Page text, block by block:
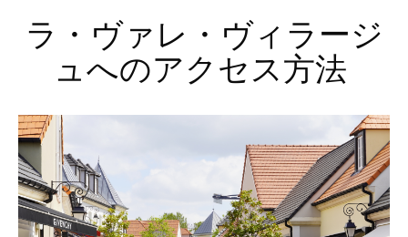
ラ・ヴァレ・ヴィラージ
ュへのアクセス方法